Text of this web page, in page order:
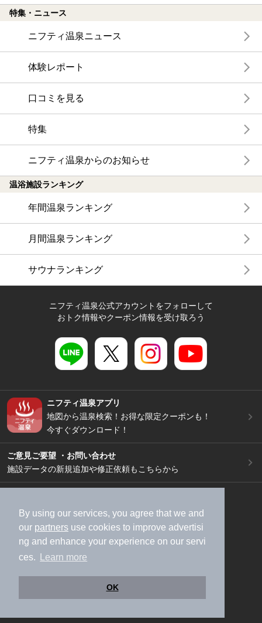
By using our services, you agree that we and
our partners use cookies to improve advertisi
ng and enhance your experience on our servi
ces.
Learn more
OK
特集・ニュース
ニフティ温泉ニュース
体験レポート
口コミを見る
特集
ニフティ温泉からのお知らせ
温浴施設ランキング
年間温泉ランキング
月間温泉ランキング
サウナランキング
ニフティ温泉公式アカウントをフォローして
おトク情報やクーポン情報を受け取ろう
ニフティ温泉アプリ
地図から温泉検索！お得な限定クーポンも！
今すぐダウンロード！
ご意見ご要望 ・お問い合わせ
施設データの新規追加や修正依頼もこちらから
加盟店募集（資料請求）
広告出稿のご案内
利用規約
ライフスタイルMEMBERS+規約
特定商取引法に基づく表記
ヘルプ
採用情報
運営会社